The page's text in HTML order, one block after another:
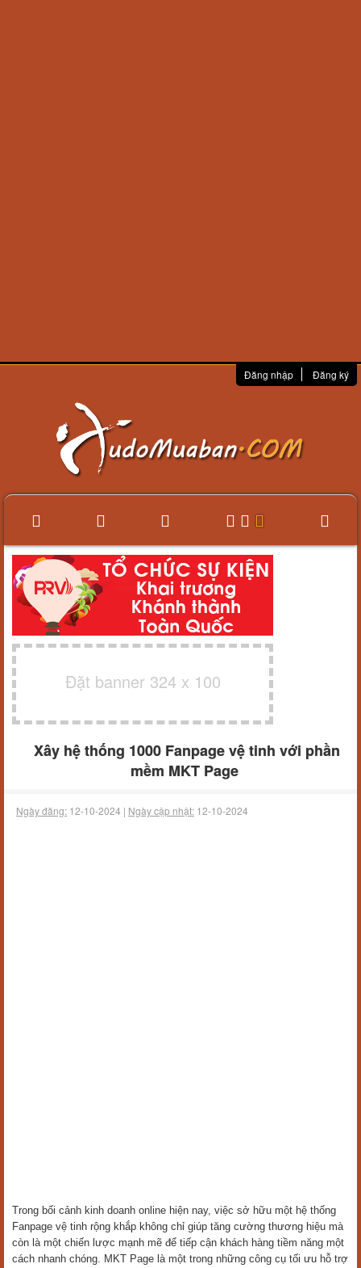
Đăng nhập Đăng ký
Đặt banner 324 x 100
Xây hệ thống 1000 Fanpage vệ tinh với phần
mềm MKT Page
Ngày đăng: 12-10-2024 | Ngày cập nhật: 12-10-2024
Trong bối cảnh kinh doanh online hiện nay, việc sở hữu một hệ thống
Fanpage vệ tinh rộng khắp không chỉ giúp tăng cường thương hiệu mà
còn là một chiến lược mạnh mẽ để tiếp cận khách hàng tiềm năng một
cách nhanh chóng. MKT Page là một trong những công cụ tối ưu hỗ trợ